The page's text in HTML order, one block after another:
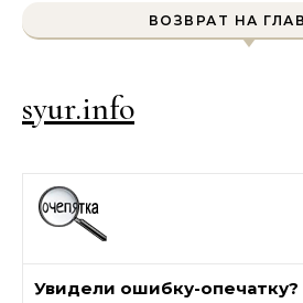
ВОЗВРАТ НА
syur.info
Увидели ошибку-опечатку?